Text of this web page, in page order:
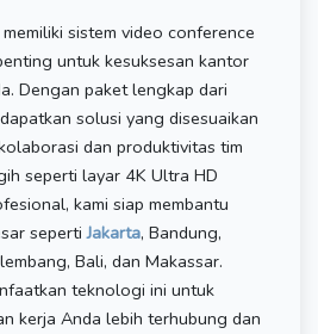
sistem video conference
untuk kesuksesan kantor
Dengan paket lengkap dari
solusi yang disesuaikan
dan produktivitas tim
seperti layar 4K Ultra HD
kami siap membantu
sepertiJakarta, Bandung,
Bali, dan Makassar.
teknologi ini untuk
kerja Anda lebih terhubung dan